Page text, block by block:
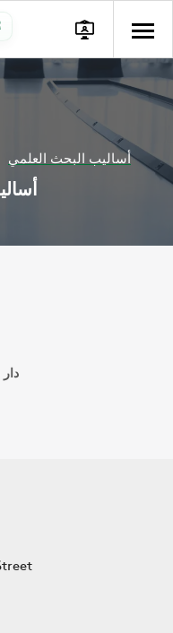
أساليب البحث العلمي